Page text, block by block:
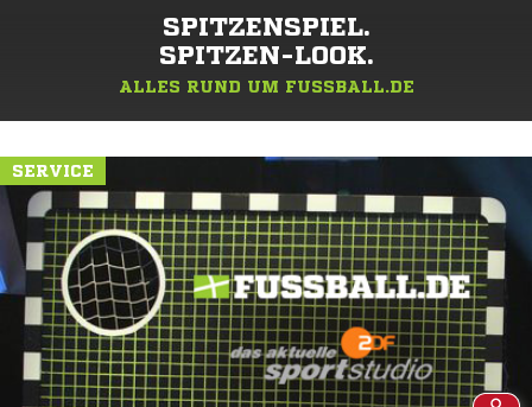
SPITZENSPIEL.
SPITZEN-LOOK.
ALLES RUND UM FUSSBALL.DE
SERVICE